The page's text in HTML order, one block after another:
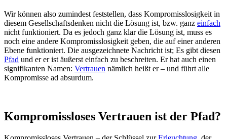
Wir können also zumindest feststellen, dass Kompromisslosigkeit in
diesem Gesellschaftsdenken nicht die Lösung ist, bzw. ganz einfach
nicht funktioniert. Da es jedoch ganz klar die Lösung ist, muss es
noch eine andere Kompromisslosigkeit geben, die auf einer anderen
Ebene funktioniert. Die ausgezeichnete Nachricht ist; Es gibt diesen
Pfad und er er ist äußerst einfach zu beschreiten. Er hat auch einen
signifikanten Namen: Vertrauen nämlich heißt er – und führt alle
Kompromisse ad absurdum.
Kompromissloses Vertrauen ist der Pfad?